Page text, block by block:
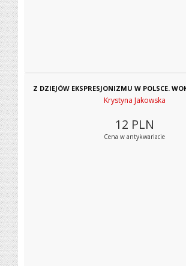
Z DZIEJÓW EKSPRESJONIZMU W POLSCE.
Krystyna Jakowska
12 PLN
Cena w antykwariacie